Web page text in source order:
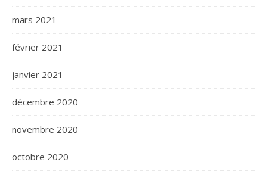
mars 2021
février 2021
janvier 2021
décembre 2020
novembre 2020
octobre 2020